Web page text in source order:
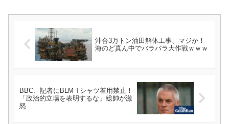
沖合3万トン油田解体工事、マジか！
海のど真ん中でバラバラ大作戦ｗｗｗ
BBC、記者にBLM Tシャツ着用禁止！
「政治的立場を表明するな」総帥が激
怒